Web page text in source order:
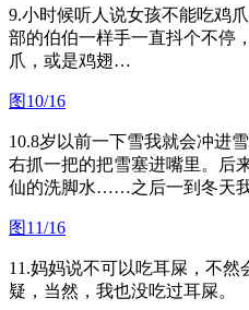
9.小时候听人说女孩不能吃鸡
部的伯伯一样手一直抖个不停
爪，或是鸡翅…
图10/16
10.8岁以前一下雪我就会冲进
右抓一把的把雪塞进嘴里。后
仙的洗脚水……之后一到冬天
图11/16
11.妈妈说不可以吃耳屎，不
疑，当然，我也没吃过耳屎。